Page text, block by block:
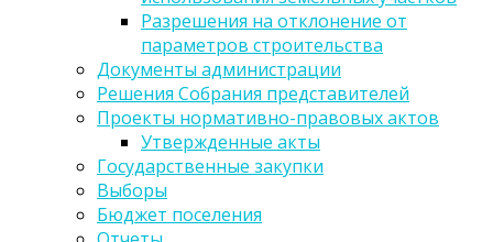
Разрешения на отклонение от
параметров строительства
Документы администрации
Решения Собрания представителей
Проекты нормативно-правовых актов
Утвержденные акты
Государственные закупки
Выборы
Бюджет поселения